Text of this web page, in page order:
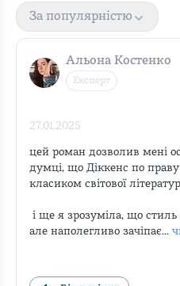
За популярністю
Альона Костенко
Експерт
27.01.2025
цей роман дозволив мені
думці, що Діккенс по
класиком світової
але наполегливо зачіпає...